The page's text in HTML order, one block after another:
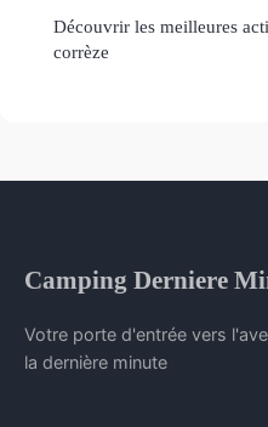
Découvrir les meilleures
corrèze
Camping Derniere
Votre porte d'entrée vers
la dernière minute